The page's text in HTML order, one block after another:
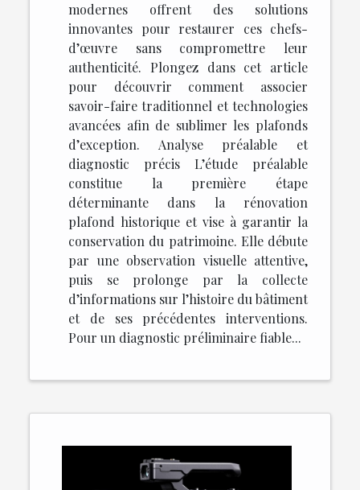
modernes offrent des solutions
innovantes pour restaurer ces chefs-
d’œuvre sans compromettre leur
authenticité. Plongez dans cet article
pour découvrir comment associer
savoir-faire traditionnel et technologies
avancées afin de sublimer les plafonds
d’exception. Analyse préalable et
diagnostic précis L’étude préalable
constitue la première étape
déterminante dans la rénovation
plafond historique et vise à garantir la
conservation du patrimoine. Elle débute
par une observation visuelle attentive,
puis se prolonge par la collecte
d’informations sur l’histoire du bâtiment
et de ses précédentes interventions.
Pour un diagnostic préliminaire fiable...